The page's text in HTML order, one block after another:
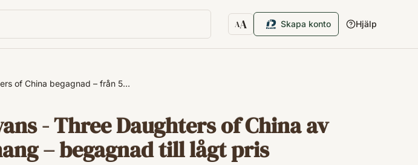
AA
Textstorlek
Skapa konto Hjälp
of China begagnad – från 5…
- Three Daughters of China av
– begagnad till lågt pris